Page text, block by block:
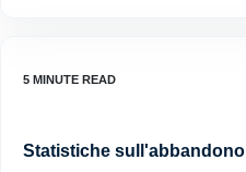
Statistiche